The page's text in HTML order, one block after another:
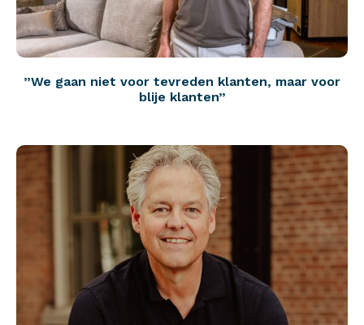
”We gaan niet voor tevreden klanten, maar voor
blije klanten”